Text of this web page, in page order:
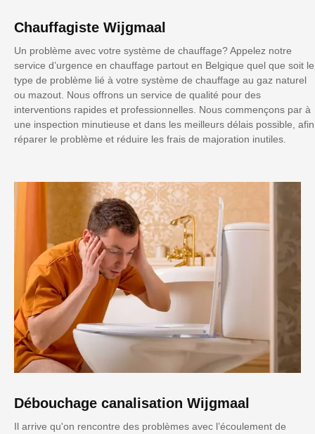
Chauffagiste Wijgmaal
Un problème avec votre système de chauffage? Appelez notre
service d’urgence en chauffage partout en Belgique quel que soit le
type de problème lié à votre système de chauffage au gaz naturel
ou mazout. Nous offrons un service de qualité pour des
interventions rapides et professionnelles. Nous commençons par à
une inspection minutieuse et dans les meilleurs délais possible, afin
réparer le problème et réduire les frais de majoration inutiles.
Débouchage canalisation Wijgmaal
Il arrive qu'on rencontre des problèmes avec l’écoulement de